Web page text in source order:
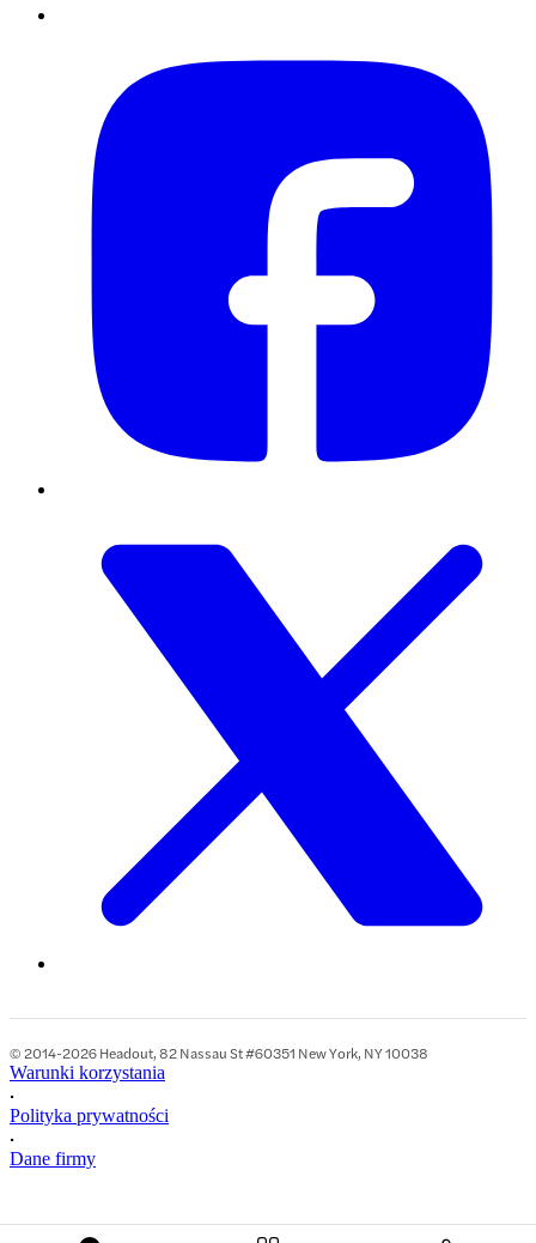
© 2014-2026 Headout, 82 Nassau St #60351 New York, NY 10038
Warunki korzystania
•
Polityka prywatności
•
Dane firmy